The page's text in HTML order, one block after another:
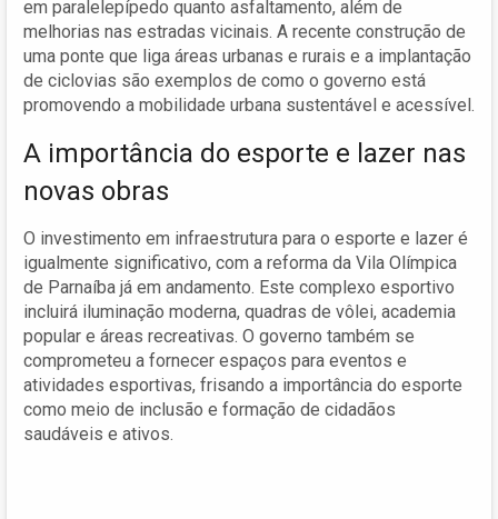
em paralelepípedo quanto asfaltamento, além de
melhorias nas estradas vicinais. A recente construção de
uma ponte que liga áreas urbanas e rurais e a implantação
de ciclovias são exemplos de como o governo está
promovendo a mobilidade urbana sustentável e acessível.
A importância do esporte e lazer nas
novas obras
O investimento em infraestrutura para o esporte e lazer é
igualmente significativo, com a reforma da Vila Olímpica
de Parnaíba já em andamento. Este complexo esportivo
incluirá iluminação moderna, quadras de vôlei, academia
popular e áreas recreativas. O governo também se
comprometeu a fornecer espaços para eventos e
atividades esportivas, frisando a importância do esporte
como meio de inclusão e formação de cidadãos
saudáveis e ativos.